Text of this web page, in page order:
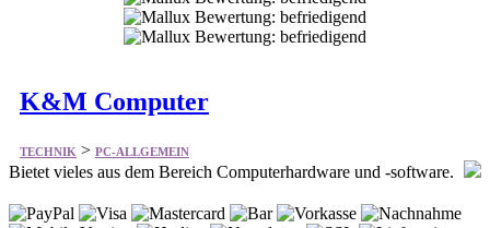
K&M Computer
TECHNIK > PC-ALLGEMEIN
Bietet vieles aus dem Bereich Computerhardware und -software.